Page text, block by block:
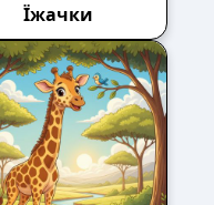
Їжачки